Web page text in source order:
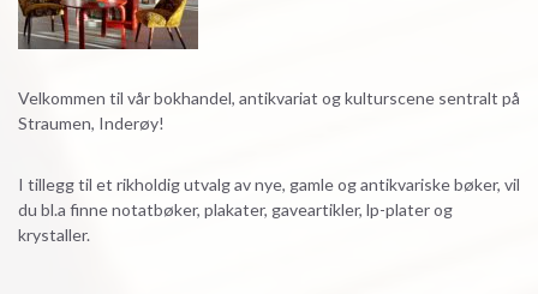
Velkommen til vår bokhandel, antikvariat og kulturscene sentralt på
Straumen, Inderøy!
I tillegg til et rikholdig utvalg av nye, gamle og antikvariske bøker, vil
du bl.a finne notatbøker, plakater, gaveartikler, lp-plater og
krystaller.